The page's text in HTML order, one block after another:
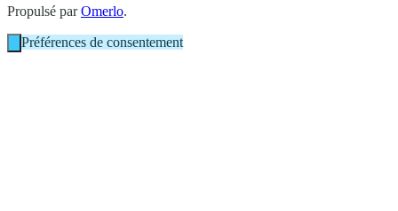
Propulsé parOmerlo.
Préférences de consentement